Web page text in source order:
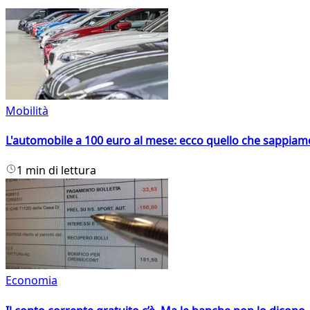
Mobilità
L'automobile a 100 euro al mese: ecco quello che
1 min di lettura
Economia